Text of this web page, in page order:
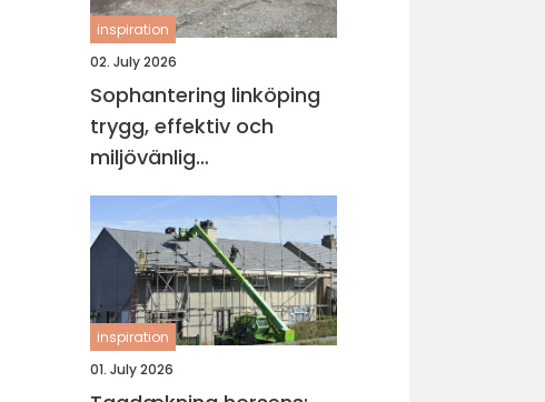
inspiration
02. July 2026
Sophantering linköping
trygg, effektiv och
miljövänlig
avfallshantering
inspiration
01. July 2026